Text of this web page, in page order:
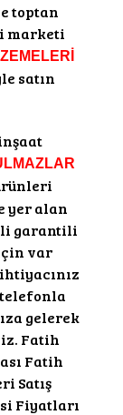
toptan
marketi
satın
yer alan
garantili
var
gelerek
Fatih
Fatih
Satış
Fiyatları